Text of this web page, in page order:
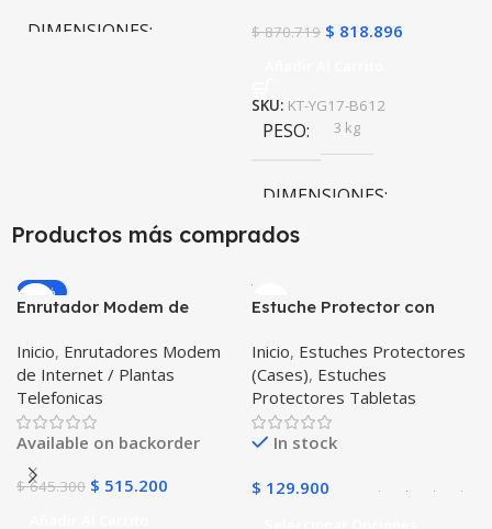
DIMENSIONES $870.719 $ 818.896
SKU: KT-YG17-B612
PESO 3 kg
DIMENSIONES
Productos más comprados
-20%
Enrutador Modem de
Libre Todo Operador 4G
LTE SIMCARD
Inicio, Enrutadores Modem
de Internet / Plantas
Telefonicas
Available on backorder
$645.300 $ 515.200
Estuche Protector con
Tablet Samsung Galaxy
Tab A8 10.5 2021 – 2022
SM-x200 SM-x205 Anti
golpes con soporte
Inicio, Estuches Protectores
(Cases), Estuches
Protectores Tabletas
In stock
$ 129.900